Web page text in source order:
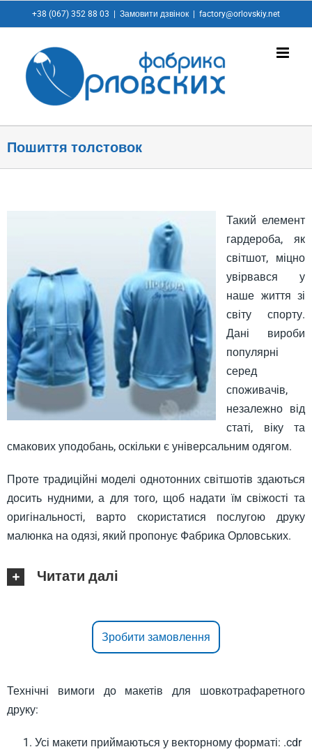
+38 (067) 352 88 03 Замовити дзвінок factory@orlovskiy.net
Пошиття толстовок
Такий елемент
гардероба, як
світшот, міцно
увірвався у
наше життя зі
світу спорту.
Дані вироби
популярні
серед
споживачів,
незалежно від
статі, віку та
смакових уподобань, оскільки є універсальним одягом.
Проте традиційні моделі однотонних світшотів здаються
досить нудними, а для того, щоб надати їм свіжості та
оригінальності, варто скористатися послугою друку
малюнка на одязі, який пропонує Фабрика Орловських.
Читати далі
Зробити замовлення
Технічні вимоги до макетів для шовкотрафаретного
друку:
Усі макети приймаються у векторному форматі: .cdr